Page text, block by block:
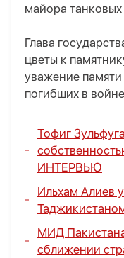
майора
Глава
цветы к
уважение
погибших в
Тофиг
ИНТЕРВЬЮ
Ильхам Алиев
МИД
сближении